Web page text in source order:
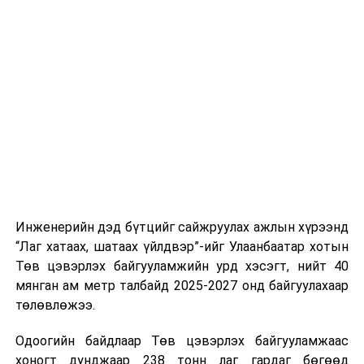
Инженерийн дэд бүтцийг сайжруулах ажлын хүрээнд
“Лаг хатаах, шатаах үйлдвэр”-ийг Улаанбаатар хотын
Төв цэвэрлэх байгууламжийн урд хэсэгт, нийт 40
мянган ам метр талбайд 2025-2027 онд байгуулахаар
төлөвлөжээ.
Одоогийн байдлаар Төв цэвэрлэх байгууламжаас
хоногт дунджаар 238 тонн лаг гардаг бөгөөд